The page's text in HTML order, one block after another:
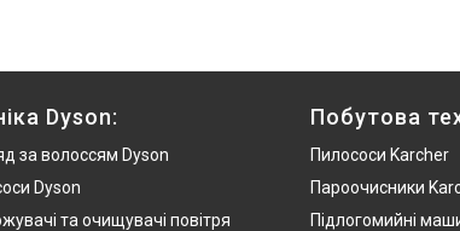
Dyson:
за волоссям Dyson
Dyson
та очищувачі повітря
Побутова
Пилососи Karcher
Пароочисники
Підлогомийні